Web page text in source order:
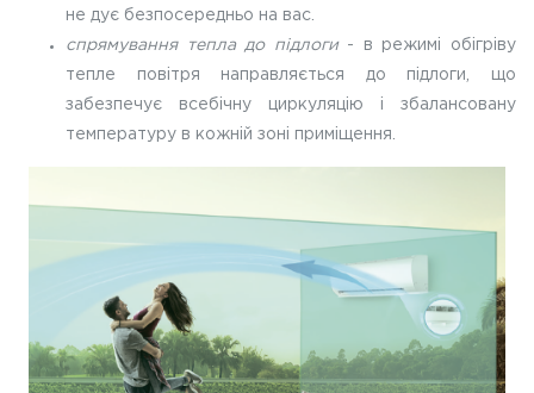
не дує безпосередньо на вас.
спрямування тепла до підлоги- в режимі обігріву
тепле повітря направляється до підлоги, що
забезпечує всебічну циркуляцію і збалансовану
температуру в кожній зоні приміщення.